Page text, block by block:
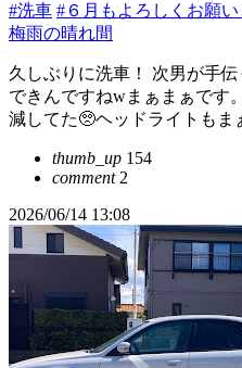
#洗車 #６月もよろしくお願
梅雨の晴れ間
久しぶりに洗車！ 次男が手
できんですねwまぁまぁです
減してた🥺ヘッドライトもま
thumb_up 154
comment2
2026/06/14 13:08